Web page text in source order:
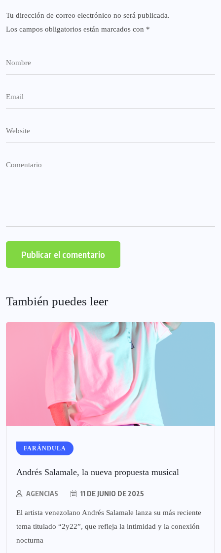
Tu dirección de correo electrónico no será publicada.
Los campos obligatorios están marcados con *
También puedes leer
FARÁNDULA
Andrés Salamale, la nueva propuesta musical
AGENCIAS 11 DE JUNIO DE 2025
El artista venezolano Andrés Salamale lanza su más reciente
tema titulado “2y22”, que refleja la intimidad y la conexión
nocturna